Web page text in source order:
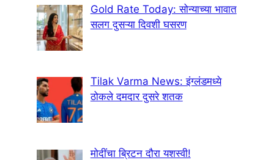
Gold Rate Today: सोन्याच्या भावात
सलग दुसऱ्या दिवशी घसरण
Tilak Varma News: इंग्लंडमध्ये
ठोकले दमदार दुसरे शतक
मोदींचा ब्रिटन दौरा यशस्वी!